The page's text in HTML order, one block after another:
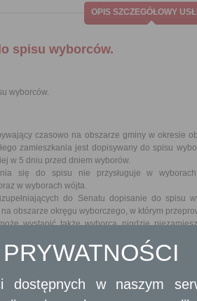
OPIS SZCZEGÓŁOWY
spisu wyborców.
wyborców.
czasowo na obszarze gminy w okresie
zamieszkania jest dopisywany do spisu
w 5 dniu przed dniem wyborów.
się do spisu nie przysługuje w
w wyborach wójta.
do Senatu dopisanie do spisu
na obszarze okręgu wyborczego, w którym
wystąpić także wyborca nigdzie
stałego zameldowania – na
wyborcę ze sporządzonego przez siebie spisu
dostępnych w naszym